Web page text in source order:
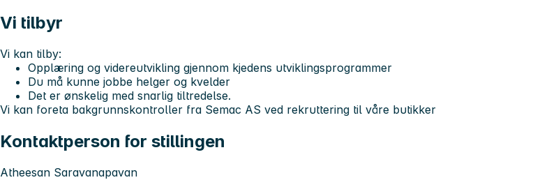
Vi tilbyr
Vi kan tilby:
Opplæring og videreutvikling gjennom kjedens utviklingsprogrammer
Du må kunne jobbe helger og kvelder
Det er ønskelig med snarlig tiltredelse.
Vi kan foreta bakgrunnskontroller fra Semac AS ved rekruttering til våre butikker
Kontaktperson for stillingen
Atheesan Saravanapavan